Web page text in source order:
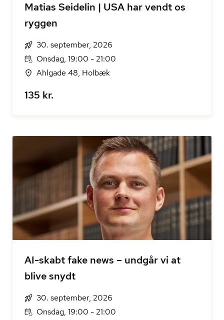
Matias Seidelin | USA har vendt os
ryggen
30. september, 2026
Onsdag, 19:00 - 21:00
Ahlgade 48, Holbæk
135 kr.
AI-skabt fake news – undgår vi at
blive snydt
30. september, 2026
Onsdag, 19:00 - 21:00